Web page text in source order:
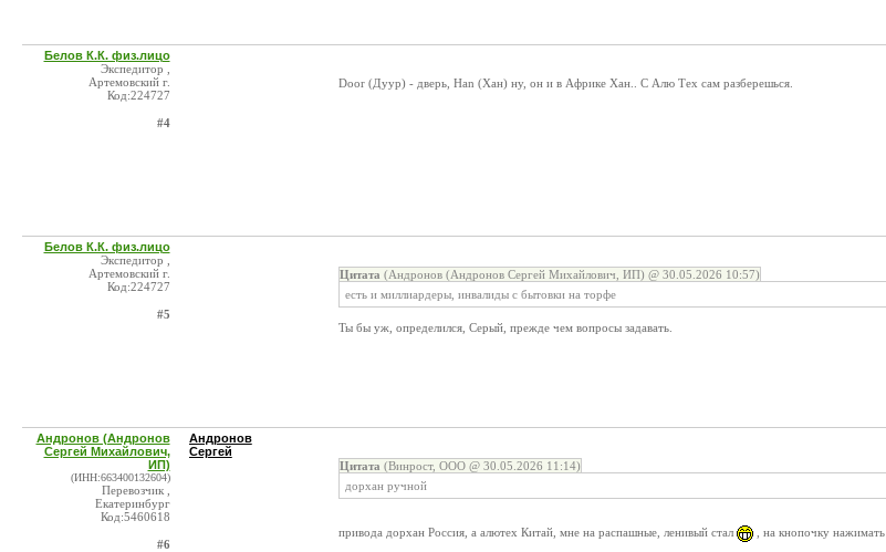
Белов К.К. физ.лицо
Экспедитор ,
Артемовский г.
Код:224727
#4
Door (Дуур) - дверь, Han (Хан) ну, он и в Африке Хан.. С Алю Тех сам разберешься.
Белов К.К. физ.лицо
Экспедитор ,
Артемовский г.
Код:224727
#5
Цитата (Андронов (Андронов Сергей Михайлович, ИП) @ 30.05.2026 10:57)
есть и миллиардеры, инвалиды с бытовки на торфе
Ты бы уж, определился, Серый, прежде чем вопросы задавать.
Андронов (Андронов
Сергей Михайлович,
ИП)
(ИНН:663400132604)
Перевозчик ,
Екатеринбург
Код:5460618
#6
Андронов
Сергей
Цитата (Винрост, ООО @ 30.05.2026 11:14)
дорхан ручной
привода дорхан Россия, а алютех Китай, мне на распашные, ленивый стал , на кнопочку нажимать